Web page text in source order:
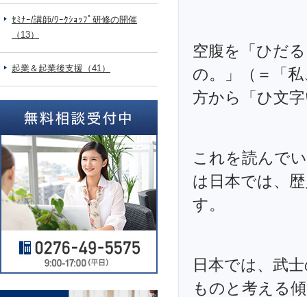
空腹を「ひだ
の。」（＝「
方から「ひ文
これを読んで
は日本では、
す。
日本では、武
ものと考える
ｾﾐﾅｰ/講師/ﾜｰｸｼｮｯﾌﾟ研修の開催
（13）
起業＆起業後支援（41）